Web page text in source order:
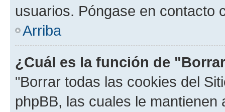
usuarios. Póngase en contacto
Arriba
¿Cuál es la función de
"Borrar todas las cookies del
phpBB, las cuales le